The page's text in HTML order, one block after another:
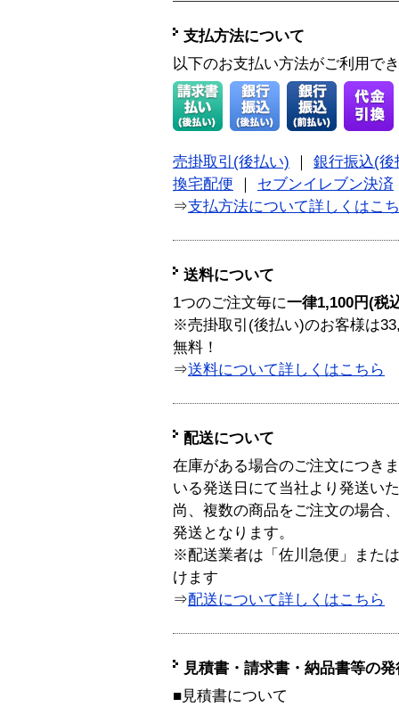
支払方法について
以下のお支払い方法がご利用で
売掛取引(後払い)
銀行振込(後
換宅配便
セブンイレブン決済
⇒支払方法について詳しくはこ
送料について
1つのご注文毎に一律1,100円(税
※売掛取引(後払い)のお客様は
無料！
⇒送料について詳しくはこちら
配送について
在庫がある場合のご注文につき
いる発送日にて当社より発送い
尚、複数の商品をご注文の場合
発送となります。
※配送業者は「佐川急便」また
けます
⇒配送について詳しくはこちら
見積書・請求書・納品書等の
■見積書について